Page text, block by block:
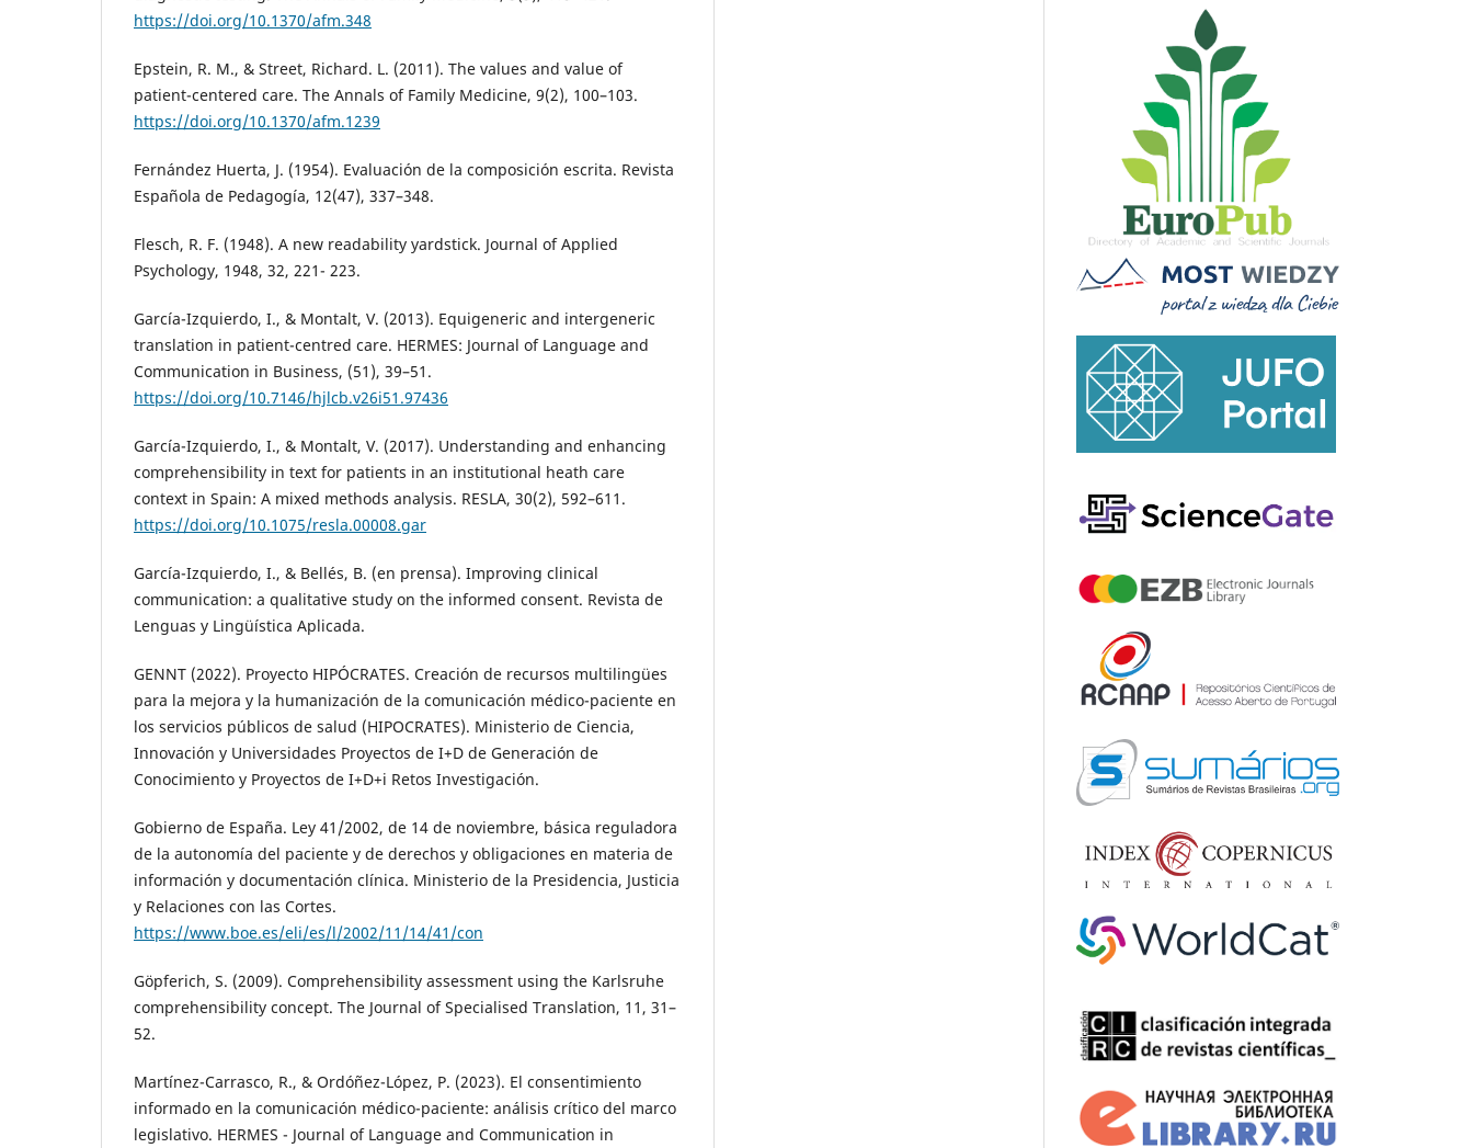
https://doi.org/10.1370/afm.348
Epstein, R. M., & Street, Richard. L. (2011). The values and value of
patient-centered care. The Annals of Family Medicine, 9(2), 100–103.
https://doi.org/10.1370/afm.1239
Fernández Huerta, J. (1954). Evaluación de la composición escrita. Revista
Española de Pedagogía, 12(47), 337–348.
Flesch, R. F. (1948). A new readability yardstick. Journal of Applied
Psychology, 1948, 32, 221- 223.
García-Izquierdo, I., & Montalt, V. (2013). Equigeneric and intergeneric
translation in patient-centred care. HERMES: Journal of Language and
Communication in Business, (51), 39–51.
https://doi.org/10.7146/hjlcb.v26i51.97436
García-Izquierdo, I., & Montalt, V. (2017). Understanding and enhancing
comprehensibility in text for patients in an institutional heath care
context in Spain: A mixed methods analysis. RESLA, 30(2), 592–611.
https://doi.org/10.1075/resla.00008.gar
García-Izquierdo, I., & Bellés, B. (en prensa). Improving clinical
communication: a qualitative study on the informed consent. Revista de
Lenguas y Lingüística Aplicada.
GENNT (2022). Proyecto HIPÓCRATES. Creación de recursos multilingües
para la mejora y la humanización de la comunicación médico-paciente en
los servicios públicos de salud (HIPOCRATES). Ministerio de Ciencia,
Innovación y Universidades Proyectos de I+D de Generación de
Conocimiento y Proyectos de I+D+i Retos Investigación.
Gobierno de España. Ley 41/2002, de 14 de noviembre, básica reguladora
de la autonomía del paciente y de derechos y obligaciones en materia de
información y documentación clínica. Ministerio de la Presidencia, Justicia
y Relaciones con las Cortes.
https://www.boe.es/eli/es/l/2002/11/14/41/con
Göpferich, S. (2009). Comprehensibility assessment using the Karlsruhe
comprehensibility concept. The Journal of Specialised Translation, 11, 31–
52.
Martínez-Carrasco, R., & Ordóñez-López, P. (2023). El consentimiento
informado en la comunicación médico-paciente: análisis crítico del marco
legislativo. HERMES - Journal of Language and Communication in